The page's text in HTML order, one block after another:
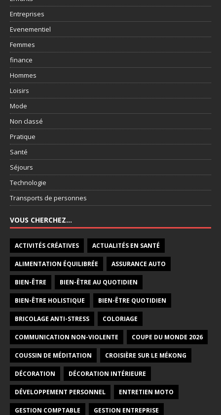
Entreprises
Evenementiel
Femmes
finance
Hommes
Loisirs
Mode
Non classé
Pratique
Santé
Séjours
Technologie
Transports de personnes
VOUS CHERCHEZ…
ACTIVITÉS CRÉATIVES ACTUALITÉS EN SANTÉ
ALIMENTATION ÉQUILIBRÉE ASSURANCE AUTO
BIEN-ÊTRE BIEN-ÊTRE AU QUOTIDIEN
BIEN-ÊTRE HOLISTIQUE BIEN-ÊTRE QUOTIDIEN
BRICOLAGE ANTI-STRESS COLORIAGE
COMMUNICATION NON-VIOLENTE COUPE DU MONDE 2026
COUSSIN DE MÉDITATION CROISIÈRE SUR LE MÉKONG
DÉCORATION DÉCORATION INTÉRIEURE
DÉVELOPPEMENT PERSONNEL ENTRETIEN MOTO
GESTION COMPTABLE GESTION ENTREPRISE